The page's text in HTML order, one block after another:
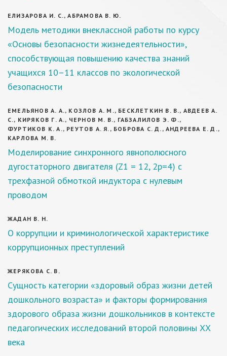
ЕЛИЗАРОВА И. С., АБРАМОВА В. Ю.
Модель методики внеклассной работы по курсу
«Основы безопасности жизнедеятельности»,
способствующая повышению качества знаний
учащихся 10–11 классов по экологической
безопасности
ЕМЕЛЬЯНОВ А. А., КОЗЛОВ А. М., БЕСКЛЕТКИН В. В., АВДЕЕВ А.
С., КИРЯКОВ Г. А., ЧЕРНОВ М. В., ГАБЗАЛИЛОВ Э. Ф.,
ФУРТИКОВ К. А., РЕУТОВ А. Я., БОБРОВА С. Д., АНДРЕЕВА Е. Д.,
КАРЛОВА М. В.
Моделирование синхронного явнополюсного
дугостаторного двигателя (Z1 = 12, 2p=4) с
трехфазной обмоткой индуктора с нулевым
проводом
ЖАДАН В. Н.
О коррупции и криминологической характеристике
коррупционных преступлений
ЖЕРЯКОВА С. В.
Сущность категории «здоровый образ жизни детей
дошкольного возраста» и факторы формирования
здорового образа жизни дошкольников в контексте
педагогических исследований второй половины ХХ
века